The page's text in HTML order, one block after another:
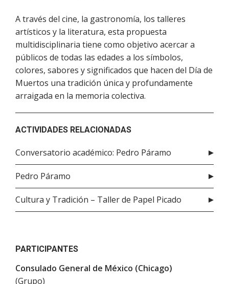
A través del cine, la gastronomía, los talleres
artísticos y la literatura, esta propuesta
multidisciplinaria tiene como objetivo acercar a
públicos de todas las edades a los símbolos,
colores, sabores y significados que hacen del Día de
Muertos una tradición única y profundamente
arraigada en la memoria colectiva.
ACTIVIDADES RELACIONADAS
Conversatorio académico: Pedro Páramo
Pedro Páramo
Cultura y Tradición – Taller de Papel Picado
PARTICIPANTES
Consulado General de México (Chicago)
(Grupo)